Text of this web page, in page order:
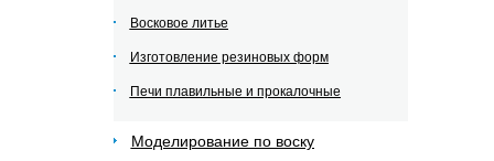
Восковое литье
Изготовление резиновых форм
Печи плавильные и прокалочные
Моделирование по воску